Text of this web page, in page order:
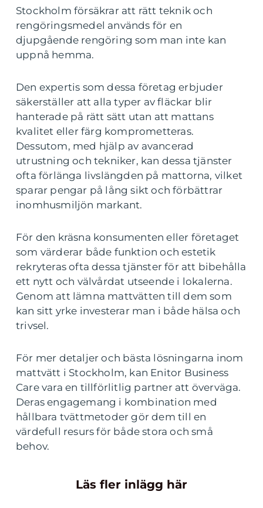
Stockholm försäkrar att rätt teknik och
rengöringsmedel används för en
djupgående rengöring som man inte kan
uppnå hemma.
Den expertis som dessa företag erbjuder
säkerställer att alla typer av fläckar blir
hanterade på rätt sätt utan att mattans
kvalitet eller färg komprometteras.
Dessutom, med hjälp av avancerad
utrustning och tekniker, kan dessa tjänster
ofta förlänga livslängden på mattorna, vilket
sparar pengar på lång sikt och förbättrar
inomhusmiljön markant.
För den kräsna konsumenten eller företaget
som värderar både funktion och estetik
rekryteras ofta dessa tjänster för att bibehålla
ett nytt och välvårdat utseende i lokalerna.
Genom att lämna mattvätten till dem som
kan sitt yrke investerar man i både hälsa och
trivsel.
För mer detaljer och bästa lösningarna inom
mattvätt i Stockholm, kan Enitor Business
Care vara en tillförlitlig partner att överväga.
Deras engagemang i kombination med
hållbara tvättmetoder gör dem till en
värdefull resurs för både stora och små
behov.
Läs fler inlägg här